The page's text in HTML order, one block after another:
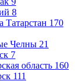
8
Татарстан 170
Челны 21
7
область 160
111